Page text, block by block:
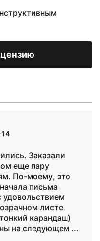
Заказали
еще пару
По-моему, это
письма
удовольствием
листе
карандаш)
на следующем ...